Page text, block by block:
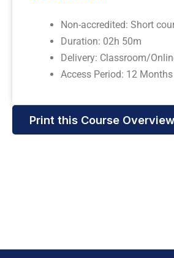
Non-accredited: Short
Duration: 02h 50m
Delivery: Classroom/
Access Period: 12 Months
Print this Course